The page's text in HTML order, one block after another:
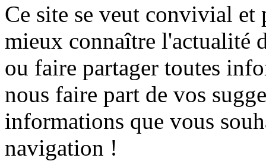
Ce site se veut convivial et
mieux connaître l'actualité
ou faire partager toutes
nous faire part de vos
informations que vous
navigation !